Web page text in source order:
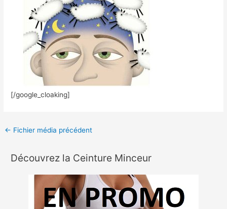
[/google_cloaking]
← Fichier média précédent
Découvrez la Ceinture Minceur